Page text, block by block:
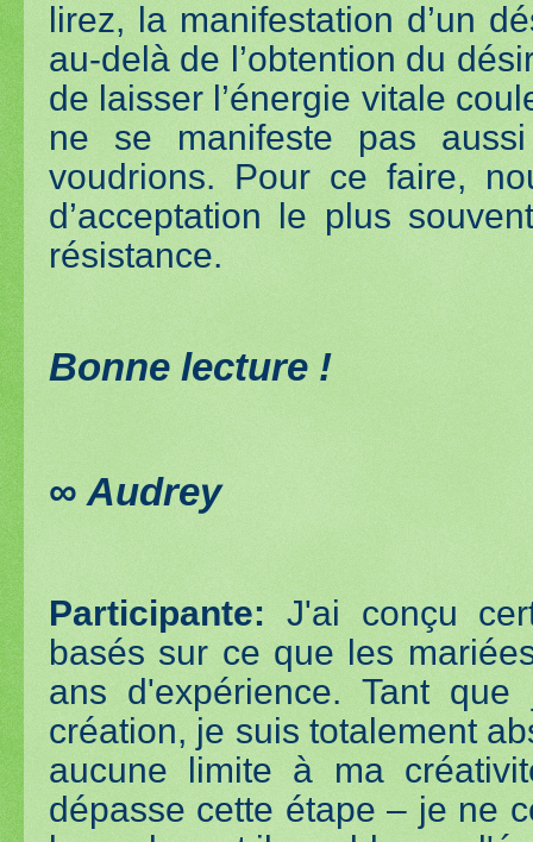
lirez, la manifestation d’un
au-delà de l’obtention du
de laisser l’énergie vitale
ne se manifeste pas
voudrions. Pour ce faire,
d’acceptation le plus
résistance.
Bonne lecture !
∞ Audrey
Participante: J'ai conçu
basés sur ce que les
ans d'expérience. Tant
création, je suis totalement
aucune limite à ma
dépasse cette étape – je ne